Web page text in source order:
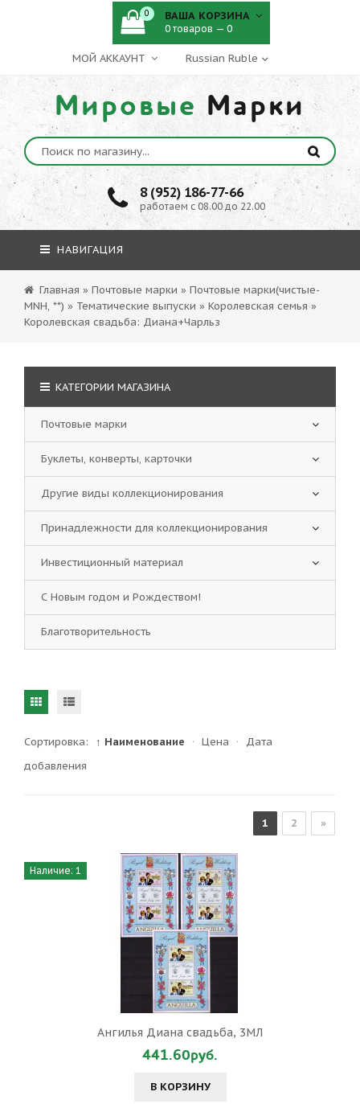
МОЙ АККАУНТ
Мировые Марки
8 (952) 186-77-66
работаем с 08.00 до 22.00
0 ВАША КОРЗИНА
0 товаров — 0
НАВИГАЦИЯ
Главная » Почтовые марки » Почтовые марки(чистые-
MNH, **) » Тематические выпуски » Королевская семья »
Королевская свадьба: Диана+Чарльз
Сортировка: ↑ Наименование · Цена ·
Дата
добавления
1 2 »
Наличие: 1
Ангилья Диана свадьба, 3МЛ
441.60руб.
В КОРЗИНУ
КАТЕГОРИИ МАГАЗИНА
Почтовые марки
Буклеты, конверты, карточки
Другие виды коллекционирования
Принадлежности для коллекционирования
Инвестиционный материал
С Новым годом и Рождеством!
Благотворительность